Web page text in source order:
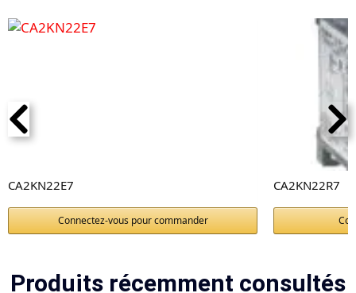
CA2KN22E7
Connectez-vous pour commander
CA2KN22R7
Produits récemment consultés